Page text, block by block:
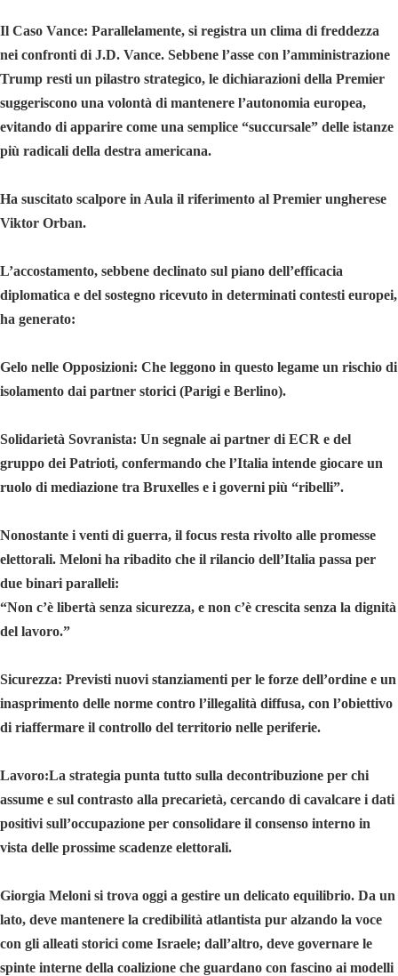
Il Caso Vance: Parallelamente, si registra un clima di freddezza
nei confronti di J.D. Vance. Sebbene l’asse con l’amministrazione
Trump resti un pilastro strategico, le dichiarazioni della Premier
suggeriscono una volontà di mantenere l’autonomia europea,
evitando di apparire come una semplice “succursale” delle istanze
più radicali della destra americana.
Ha suscitato scalpore in Aula il riferimento al Premier ungherese
Viktor Orban.
L’accostamento, sebbene declinato sul piano dell’efficacia
diplomatica e del sostegno ricevuto in determinati contesti europei,
ha generato:
Gelo nelle Opposizioni: Che leggono in questo legame un rischio di
isolamento dai partner storici (Parigi e Berlino).
Solidarietà Sovranista: Un segnale ai partner di ECR e del
gruppo dei Patrioti, confermando che l’Italia intende giocare un
ruolo di mediazione tra Bruxelles e i governi più “ribelli”.
Nonostante i venti di guerra, il focus resta rivolto alle promesse
elettorali. Meloni ha ribadito che il rilancio dell’Italia passa per
due binari paralleli:
“Non c’è libertà senza sicurezza, e non c’è crescita senza la dignità
del lavoro.”
Sicurezza: Previsti nuovi stanziamenti per le forze dell’ordine e un
inasprimento delle norme contro l’illegalità diffusa, con l’obiettivo
di riaffermare il controllo del territorio nelle periferie.
Lavoro:La strategia punta tutto sulla decontribuzione per chi
assume e sul contrasto alla precarietà, cercando di cavalcare i dati
positivi sull’occupazione per consolidare il consenso interno in
vista delle prossime scadenze elettorali.
Giorgia Meloni si trova oggi a gestire un delicato equilibrio. Da un
lato, deve mantenere la credibilità atlantista pur alzando la voce
con gli alleati storici come Israele; dall’altro, deve governare le
spinte interne della coalizione che guardano con fascino ai modelli